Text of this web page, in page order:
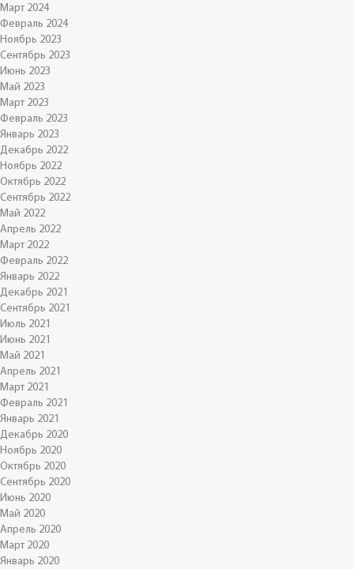
Март 2024
Февраль 2024
Ноябрь 2023
Сентябрь 2023
Июнь 2023
Май 2023
Март 2023
Февраль 2023
Январь 2023
Декабрь 2022
Ноябрь 2022
Октябрь 2022
Сентябрь 2022
Май 2022
Апрель 2022
Март 2022
Февраль 2022
Январь 2022
Декабрь 2021
Сентябрь 2021
Июль 2021
Июнь 2021
Май 2021
Апрель 2021
Март 2021
Февраль 2021
Январь 2021
Декабрь 2020
Ноябрь 2020
Октябрь 2020
Сентябрь 2020
Июнь 2020
Май 2020
Апрель 2020
Март 2020
Январь 2020